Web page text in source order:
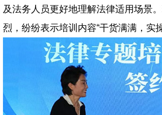
及法务人员更好地理解法律适用场景
烈，纷纷表示培训内容“干货满满，实操